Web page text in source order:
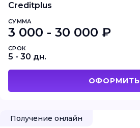
Creditplus
СУММА
3 000 - 30 000 ₽
СРОК
5 - 30 дн.
ОФОРМИТЬ
Получение онлайн